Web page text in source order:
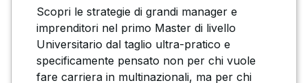
Scopri le strategie di grandi manager e
imprenditori nel primo Master di livello
Universitario dal taglio ultra-pratico e
specificamente pensato non per chi vuole
fare carriera in multinazionali, ma per chi